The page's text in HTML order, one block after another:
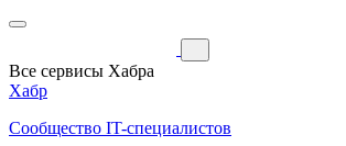
Все сервисы Хабра
Хабр
Сообщество IT-специалистов